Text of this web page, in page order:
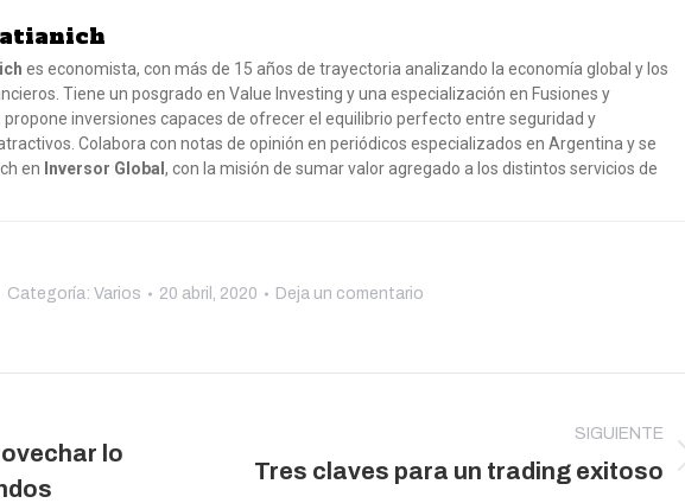
es economista, con más de 15 años de trayectoria analizando la economía global y los
Tiene un posgrado en Value Investing y una especialización en Fusiones y
propone inversiones capaces de ofrecer el equilibrio perfecto entre seguridad y
Colabora con notas de opinión en periódicos especializados en Argentina y se
en Inversor Global , con la misión de sumar valor agregado a los distintos servicios de
Categoría: Varios 20 abril, 2020 Deja un comentario
lo
SIGUIENTE
Publicación
Tres claves para un trading exitoso